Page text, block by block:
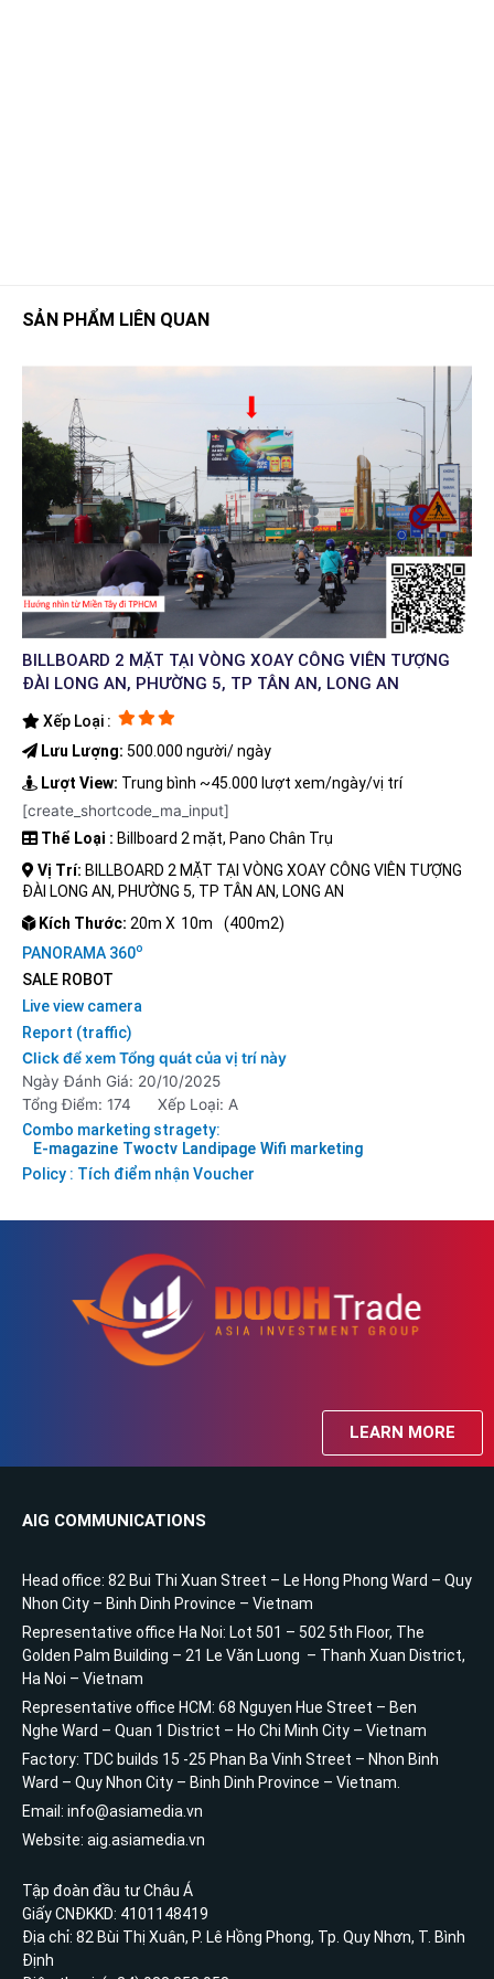
SẢN PHẨM LIÊN QUAN
BILLBOARD 2 MẶT TẠI VÒNG XOAY CÔNG VIÊN TƯỢNG
ĐÀI LONG AN, PHƯỜNG 5, TP TÂN AN, LONG AN
Xếp Loại :
Lưu Lượng: 500.000 người/ ngày
Lượt View: Trung bình ~45.000 lượt xem/ngày/vị trí
[create_shortcode_ma_input]
Thể Loại : Billboard 2 mặt, Pano Chân Trụ
Vị Trí: BILLBOARD 2 MẶT TẠI VÒNG XOAY CÔNG VIÊN TƯỢNG
ĐÀI LONG AN, PHƯỜNG 5, TP TÂN AN, LONG AN
Kích Thước: 20m X 10m
(400m2)
PANORAMA 360o
SALE ROBOT
Live view camera
Report (traffic)
Click để xem Tổng quát của vị trí này
Ngày Đánh Giá: 20/10/2025
Tổng Điểm: 174
Xếp Loại: A
Combo marketing stragety:
E-magazine Twoctv Landipage Wifi marketing
Policy : Tích điểm nhận Voucher
LEARN MORE
AIG COMMUNICATIONS
Head office: 82 Bui Thi Xuan Street – Le Hong Phong Ward – Quy
Nhon City – Binh Dinh Province – Vietnam
Representative office Ha Noi: Lot 501 – 502 5th Floor, The
Golden Palm Building – 21 Le Văn Luong – Thanh Xuan District,
Ha Noi – Vietnam
Representative office HCM: 68 Nguyen Hue Street – Ben
Nghe Ward – Quan 1 District – Ho Chi Minh City – Vietnam
Factory: TDC builds 15 -25 Phan Ba Vinh Street – Nhon Binh
Ward – Quy Nhon City – Binh Dinh Province – Vietnam.
Email: info@asiamedia.vn
Website: aig.asiamedia.vn
Tập đoàn đầu tư Châu Á
Giấy CNĐKKD: 4101148419
Địa chỉ: 82 Bùi Thị Xuân, P. Lê Hồng Phong, Tp. Quy Nhơn, T. Bình
Định